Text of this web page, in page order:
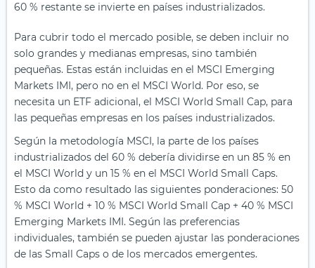
60 % restante se invierte en países industrializados.
Para cubrir todo el mercado posible, se deben incluir no
solo grandes y medianas empresas, sino también
pequeñas. Estas están incluidas en el MSCI Emerging
Markets IMI, pero no en el MSCI World. Por eso, se
necesita un ETF adicional, el MSCI World Small Cap, para
las pequeñas empresas en los países industrializados.
Según la metodología MSCI, la parte de los países
industrializados del 60 % debería dividirse en un 85 % en
el MSCI World y un 15 % en el MSCI World Small Caps.
Esto da como resultado las siguientes ponderaciones: 50
% MSCI World + 10 % MSCI World Small Cap + 40 % MSCI
Emerging Markets IMI. Según las preferencias
individuales, también se pueden ajustar las ponderaciones
de las Small Caps o de los mercados emergentes.